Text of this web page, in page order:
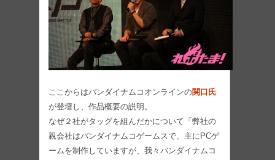
ここからはバンダイナムコオンラインの関口氏
が登壇し、作品概要の説明。
なぜ２社がタッグを組んだかについて「弊社の
親会社はバンダイナムコゲームスで、主にPCゲ
ームを制作していますが、我々バンダイナムコ